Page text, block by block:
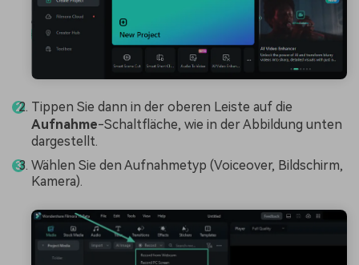
Tippen Sie dann in der oberen Leiste auf die
Aufnahme-Schaltfläche, wie in der Abbildung unten
dargestellt.
Wählen Sie den Aufnahmetyp (Voiceover, Bildschirm,
Kamera).